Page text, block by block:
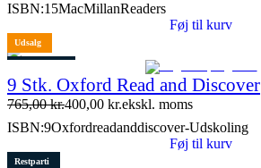
ISBN:15MacMillanReaders
Føj til kurv
Udsalg
9 Stk. Oxford Read and Discover
765,00kr.400,00 kr.ekskl. moms
ISBN:9Oxfordreadanddiscover-Udskoling
Føj til kurv
Restparti